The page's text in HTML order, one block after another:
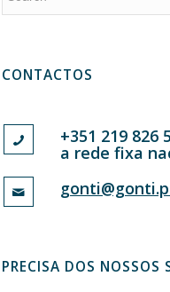
CONTACTOS
+351 219 826
a rede fixa
PRECISA DOS NOSSOS